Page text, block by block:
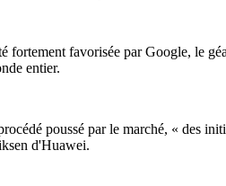
fortement favorisée par Google, le
entier.
poussé par le marché, « des
d'Huawei.